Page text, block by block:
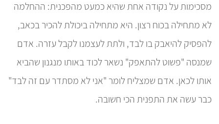
מסכימות על נקודה אחת שהיא כמעט מהפכנית: ההחלמה
לא מתחילה בכוח רצון. היא מתחילה ביכולת להכיר בכאב,
להפסיק להיאבק בו לבד, ולתת לעצמנו לקבל עזרה. אדם
שמנסה "פשוט להתאפק" נשאר לכוד באותו מנגנון שהביא
אותו לכאן. אדם שמצליח לומר "אני לא מסתדר עם זה לבד"
כבר עשה את התפנית הכי חשובה.